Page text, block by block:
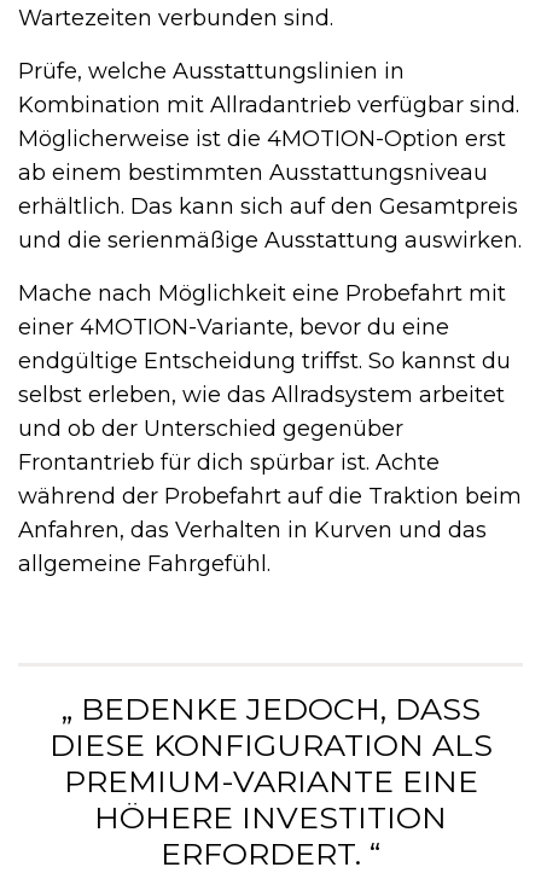
Wartezeiten verbunden sind.
Prüfe, welche Ausstattungslinien in
Kombination mit Allradantrieb verfügbar sind.
Möglicherweise ist die 4MOTION-Option erst
ab einem bestimmten Ausstattungsniveau
erhältlich. Das kann sich auf den Gesamtpreis
und die serienmäßige Ausstattung auswirken.
Mache nach Möglichkeit eine Probefahrt mit
einer 4MOTION-Variante, bevor du eine
endgültige Entscheidung triffst. So kannst du
selbst erleben, wie das Allradsystem arbeitet
und ob der Unterschied gegenüber
Frontantrieb für dich spürbar ist. Achte
während der Probefahrt auf die Traktion beim
Anfahren, das Verhalten in Kurven und das
allgemeine Fahrgefühl.
„ BEDENKE JEDOCH, DASS
DIESE KONFIGURATION ALS
PREMIUM-VARIANTE EINE
HÖHERE INVESTITION
ERFORDERT. “